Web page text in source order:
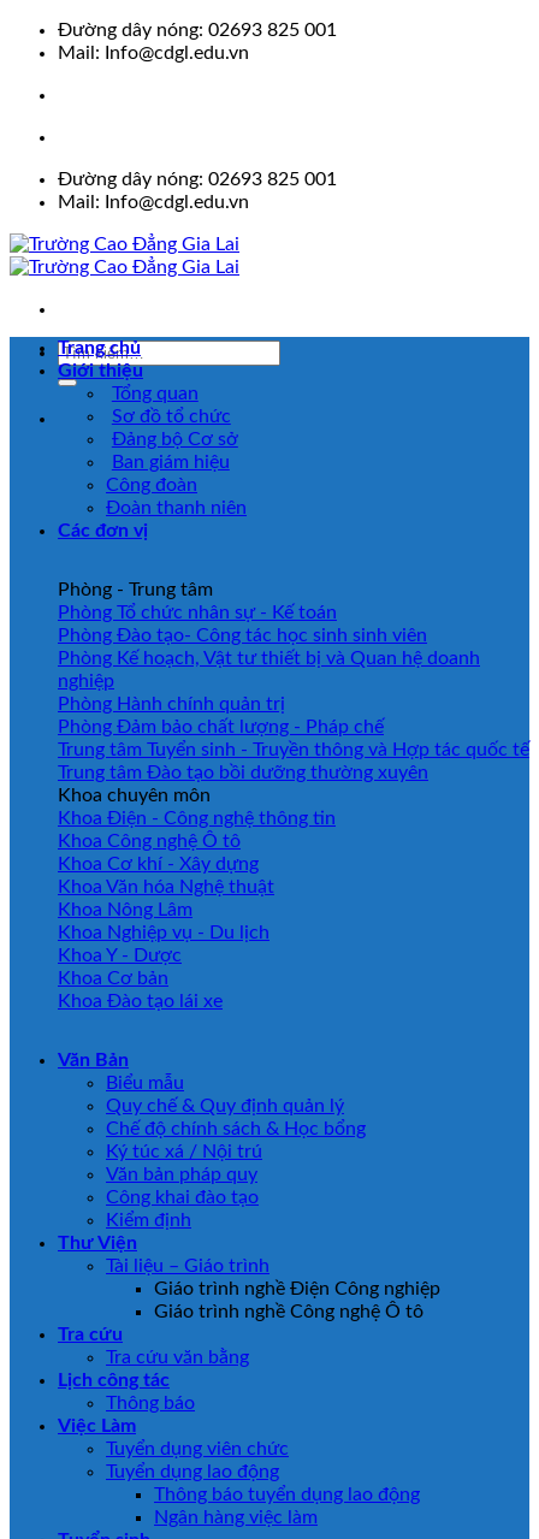
Skip
Đường dây nóng: 02693 825 001
Mail: Info@cdgl.edu.vn
Đường dây nóng: 02693 825 001
Mail: Info@cdgl.edu.vn
Trang chủ
Giới thiệu
Tổng quan
Sơ đồ tổ chức
Đảng bộ Cơ sở
Ban giám hiệu
Công đoàn
Đoàn thanh niên
Các đơn vị
Phòng - Trung tâm
Phòng Tổ chức nhân sự - Kế toán
Phòng Đào tạo- Công tác học sinh sinh viên
Phòng Kế hoạch, Vật tư thiết bị và Quan hệ doanh
nghiệp
Phòng Hành chính quản trị
Phòng Đảm bảo chất lượng - Pháp chế
Trung tâm Tuyển sinh - Truyền thông và Hợp tác quốc tế
Trung tâm Đào tạo bồi dưỡng thường xuyên
Khoa chuyên môn
Khoa Điện - Công nghệ thông tin
Khoa Công nghệ Ô tô
Khoa Cơ khí - Xây dựng
Khoa Văn hóa Nghệ thuật
Khoa Nông Lâm
Khoa Nghiệp vụ - Du lịch
Khoa Y - Dược
Khoa Cơ bản
Khoa Đào tạo lái xe
Văn Bản
Biểu mẫu
Quy chế & Quy định quản lý
Chế độ chính sách & Học bổng
Ký túc xá / Nội trú
Văn bản pháp quy
Công khai đào tạo
Kiểm định
Thư Viện
Tài liệu – Giáo trình
Giáo trình nghề Điện Công nghiệp
Giáo trình nghề Công nghệ Ô tô
Tra cứu
Tra cứu văn bằng
Lịch công tác
Thông báo
Việc Làm
Tuyển dụng viên chức
Tuyển dụng lao động
Thông báo tuyển dụng lao động
Ngân hàng việc làm